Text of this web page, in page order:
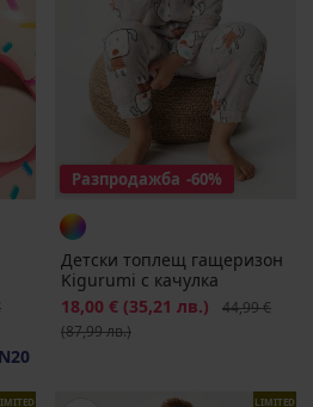
цена
Разпродажба -60%
Детски топлещ гащеризон
Kigurumi с качулка
Намаление
18,00 € (35,21 лв.)
44,99 €
(87,99 лв.)
LIMITED